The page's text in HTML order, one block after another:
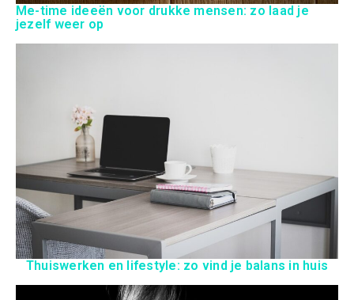
Me-time ideeën voor drukke mensen: zo laad je
jezelf weer op
Thuiswerken en lifestyle: zo vind je balans in huis